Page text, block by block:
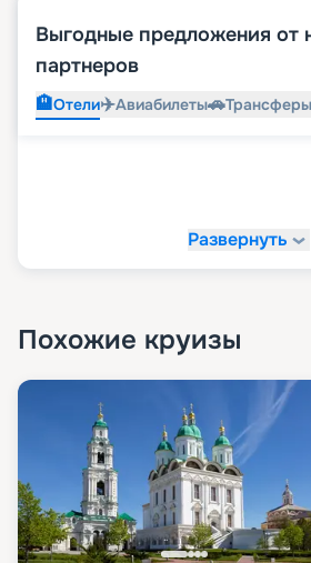
Выгодные предложения от
партнеров
🏨Отели✈️Авиабилеты🚗Трансферы
Развернуть
Похожие круизы